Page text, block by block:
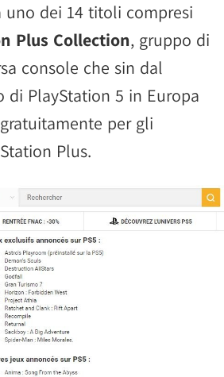
uno dei 14 titoli compresi
Plus Collection, gruppo di
console che sin dal
di PlayStation 5 in Europa
per gli
Plus.